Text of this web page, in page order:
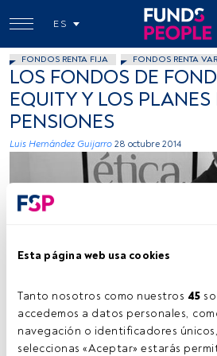
Esta página web usa cookies
Tanto nosotros como nuestros 45
accedemos a datos personales,
navegación o identificadores
seleccionas «Aceptar» estarás
ES
FONDOS RENTA FIJA FONDOS RENTA
LOS FONDOS DE
EQUITY Y LOS PLANES
PENSIONES
Luis Hernández Guijarro 28 octubre 2014
Tiempo lectura: 4 min.